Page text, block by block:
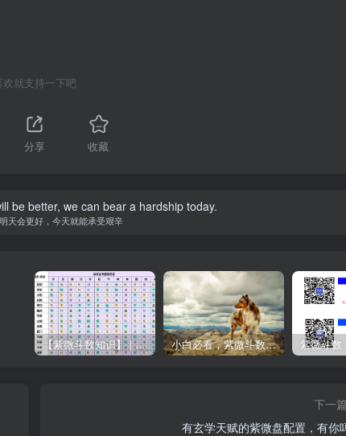
欢就支持一下吧
分享 收藏
be better, we can bear a hardship today.
天会更好，今天就能承受艰辛
【紫微斗数知识】 | “庙旺得利平不陷”的含义 小白必看，紫微斗数入门书籍推荐！
下一
有玄学天赋的紫微盘配置，有你